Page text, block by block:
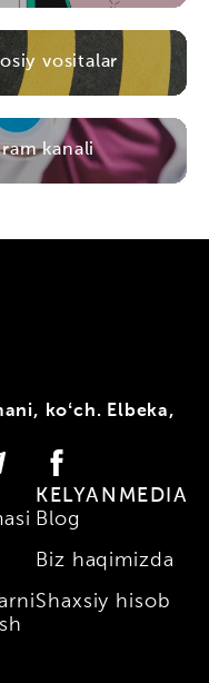
vositalar
kanali
koʻch. Elbeka,
KELYANMEDIA
Blog
Biz haqimizda
Shaxsiy hisob